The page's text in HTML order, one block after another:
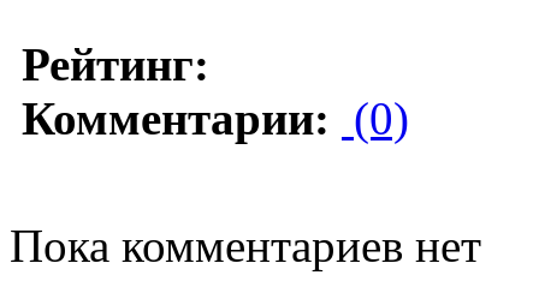
Рейтинг:
Комментарии: (0)
Пока комментариев нет